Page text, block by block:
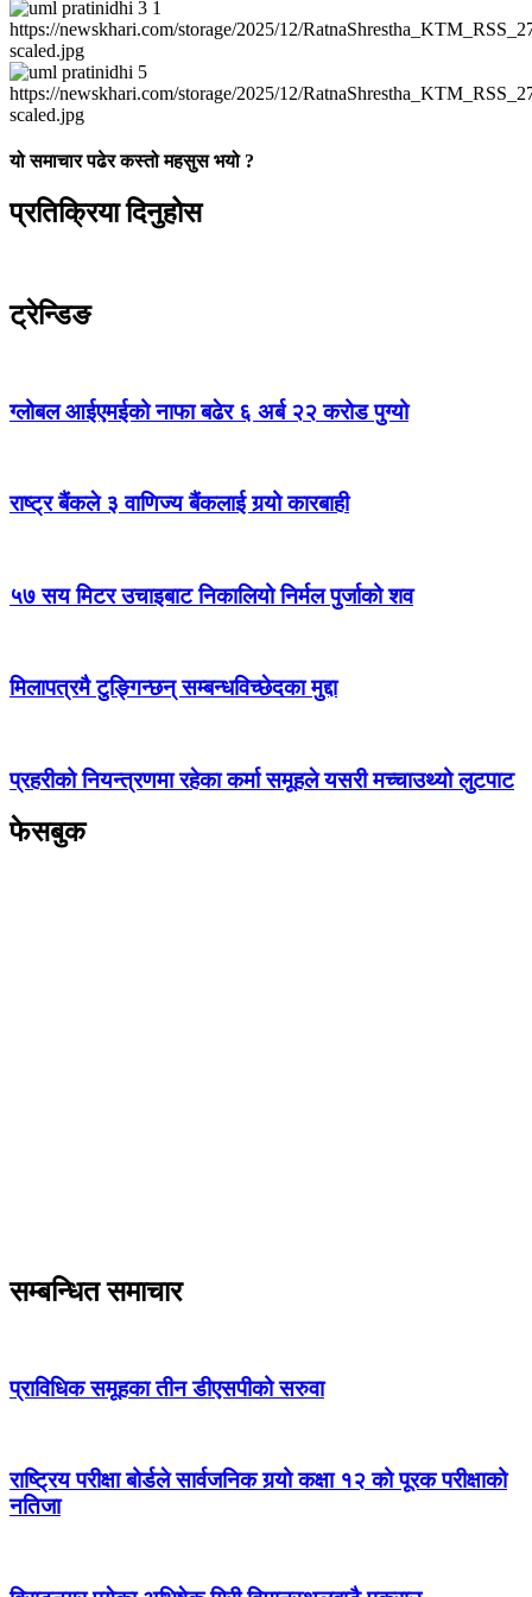
यो समाचार पढेर कस्तो महसुस भयो ?
प्रतिक्रिया दिनुहोस
ट्रेन्डिङ
ग्लोबल आईएमईको नाफा बढेर ६ अर्ब २२ करोड पुग्यो
राष्ट्र बैंकले ३ वाणिज्य बैंकलाई गर्‍यो कारबाही
५७ सय मिटर उचाइबाट निकालियो निर्मल पुर्जाको शव
मिलापत्रमै टुङ्गिन्छन् सम्बन्धविच्छेदका मुद्दा
प्रहरीको नियन्त्रणमा रहेका कर्मा समूहले यसरी मच्चाउथ्यो लुटपाट
फेसबुक
सम्बन्धित समाचार
प्राविधिक समूहका तीन डीएसपीको सरुवा
राष्ट्रिय परीक्षा बोर्डले सार्वजनिक गर्‍यो कक्षा १२ को पूरक परीक्षाको
नतिजा